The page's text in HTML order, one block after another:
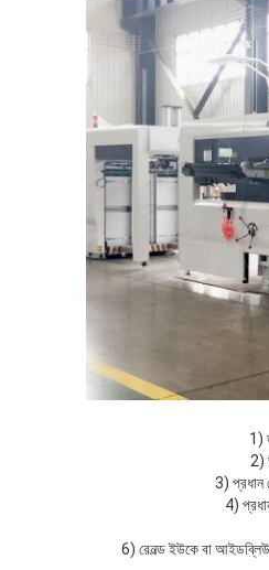
1)
2)
3) প্রধান
4)
6) রেনল্ড ইউকে বা